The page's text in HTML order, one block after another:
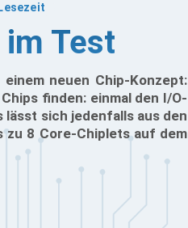
im Test
neuen Chip-Konzept:
finden: einmal den I/O-
lässt sich jedenfalls aus den
zu 8 Core-Chiplets auf dem